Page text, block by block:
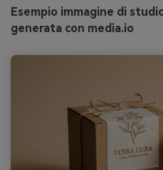
Esempio immagine di
generata con media.io